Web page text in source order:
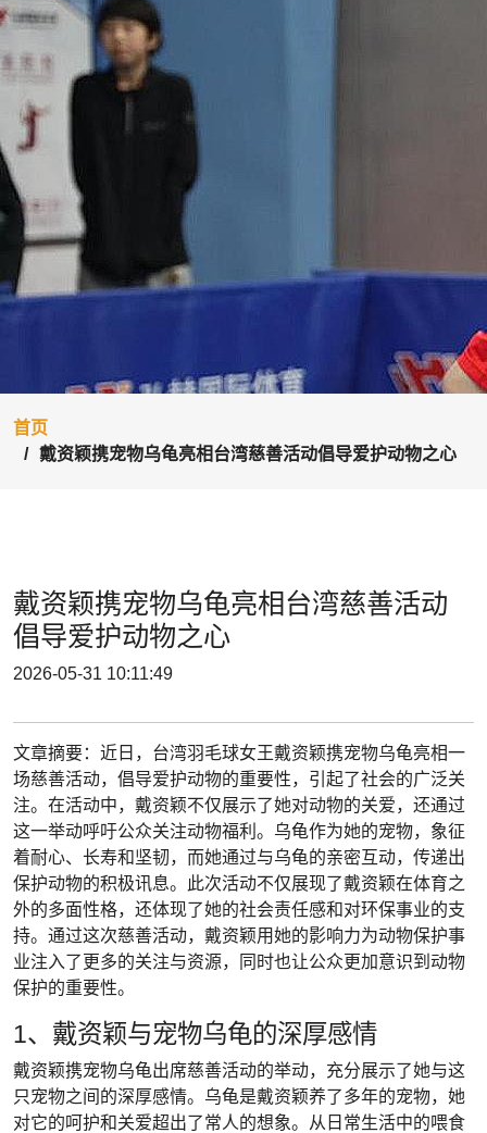
首页
戴资颖携宠物乌龟亮相台湾慈善活动倡导爱护动物之心
戴资颖携宠物乌龟亮相台湾慈善活动
倡导爱护动物之心
2026-05-31 10:11:49
文章摘要：近日，台湾羽毛球女王戴资颖携宠物乌龟亮相一
场慈善活动，倡导爱护动物的重要性，引起了社会的广泛关
注。在活动中，戴资颖不仅展示了她对动物的关爱，还通过
这一举动呼吁公众关注动物福利。乌龟作为她的宠物，象征
着耐心、长寿和坚韧，而她通过与乌龟的亲密互动，传递出
保护动物的积极讯息。此次活动不仅展现了戴资颖在体育之
外的多面性格，还体现了她的社会责任感和对环保事业的支
持。通过这次慈善活动，戴资颖用她的影响力为动物保护事
业注入了更多的关注与资源，同时也让公众更加意识到动物
保护的重要性。
1、戴资颖与宠物乌龟的深厚感情
戴资颖携宠物乌龟出席慈善活动的举动，充分展示了她与这
只宠物之间的深厚感情。乌龟是戴资颖养了多年的宠物，她
对它的呵护和关爱超出了常人的想象。从日常生活中的喂食